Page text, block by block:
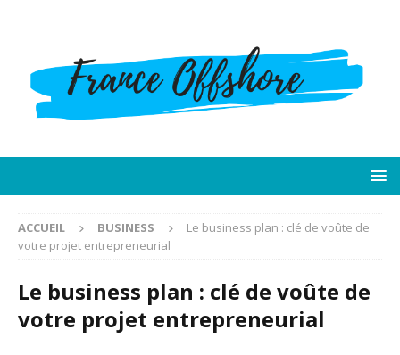
ACCUEIL BUSINESS
Le business plan : clé de voûte de
votre projet entrepreneurial
Le business plan : clé de voûte de
votre projet entrepreneurial